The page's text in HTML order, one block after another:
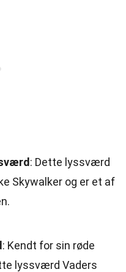
: Dette lyssværd
Skywalker og er et af
: Kendt for sin røde
lyssværd Vaders